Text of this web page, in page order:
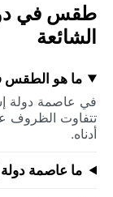
طقس في
الشائعة
ما هو الطقس
تتفاوت الظروف
أدناه.
ما عاصمة